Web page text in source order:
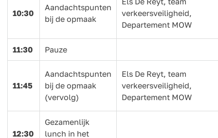
10:30
Aandachtspunten
bij de opmaak
verkeersveiligheid,
Departement MOW
11:30 Pauze
11:45
Aandachtspunten
bij de opmaak
(vervolg)
Els De Reyt, team
verkeersveiligheid,
Departement MOW
12:30
Gezamenlijk
lunch in het